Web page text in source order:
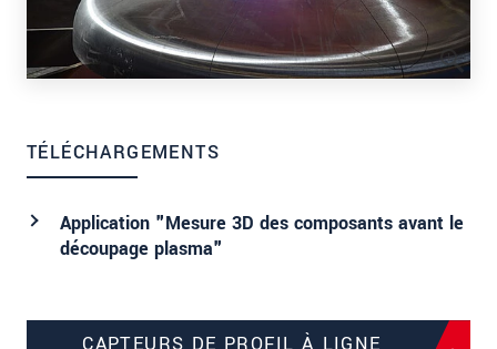
TÉLÉCHARGEMENTS
Application "Mesure 3D des composants avant le
découpage plasma"